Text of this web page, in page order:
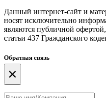
Данный интернет-сайт и
носят исключительно
являются публичной
статьи 437 Гражданского
Обратная связь
×